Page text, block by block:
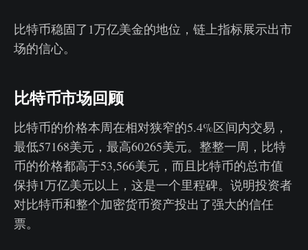
比特币稳固了1万亿美金的地位，链上指标展示出市
场的信心。
比特币市场回顾
比特币的价格本周在相对狭窄的5.4%区间内交易，
最低57168美元，最高60265美元。整整一周，比特
币的价格都高于53,566美元，而且比特币的总市值
保持1万亿美元以上，这是一个里程碑。说明投资者
对比特币和整个加密货币资产投出了强大的信任
票。